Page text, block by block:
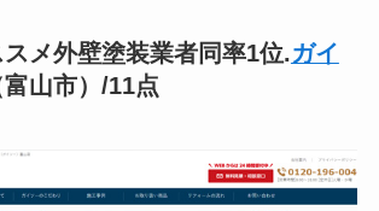
メ外壁塗装業者同率1位.ガイ
山市）/11点